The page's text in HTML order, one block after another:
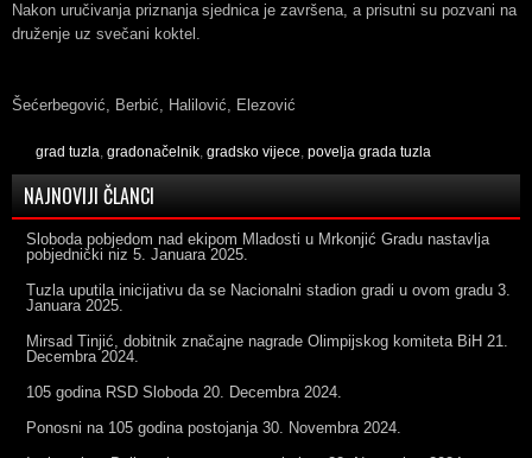
Nakon uručivanja priznanja sjednica je završena, a prisutni su pozvani na
druženje uz svečani koktel.
Šećerbegović, Berbić, Halilović, Elezović
grad tuzla, gradonačelnik, gradsko vijece, povelja grada tuzla
NAJNOVIJI ČLANCI
Sloboda pobjedom nad ekipom Mladosti u Mrkonjić Gradu nastavlja
pobjednički niz 5. Januara 2025.
Tuzla uputila inicijativu da se Nacionalni stadion gradi u ovom gradu 3.
Januara 2025.
Mirsad Tinjić, dobitnik značajne nagrade Olimpijskog komiteta BiH 21.
Decembra 2024.
105 godina RSD Sloboda 20. Decembra 2024.
Ponosni na 105 godina postojanja 30. Novembra 2024.